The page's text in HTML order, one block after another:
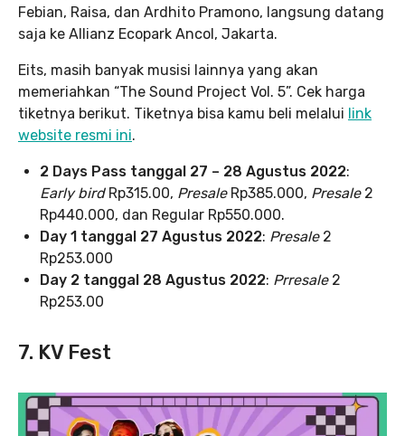
Febian, Raisa, dan Ardhito Pramono, langsung datang
saja ke Allianz Ecopark Ancol, Jakarta.
Eits, masih banyak musisi lainnya yang akan
memeriahkan “The Sound Project Vol. 5”. Cek harga
tiketnya berikut. Tiketnya bisa kamu beli melalui link
website resmi ini.
2 Days Pass tanggal 27 – 28 Agustus 2022:
Early bird Rp315.00, Presale Rp385.000, Presale 2
Rp440.000, dan Regular Rp550.000.
Day 1 tanggal 27 Agustus 2022: Presale 2
Rp253.000
Day 2 tanggal 28 Agustus 2022: Prresale 2
Rp253.00
7. KV Fest